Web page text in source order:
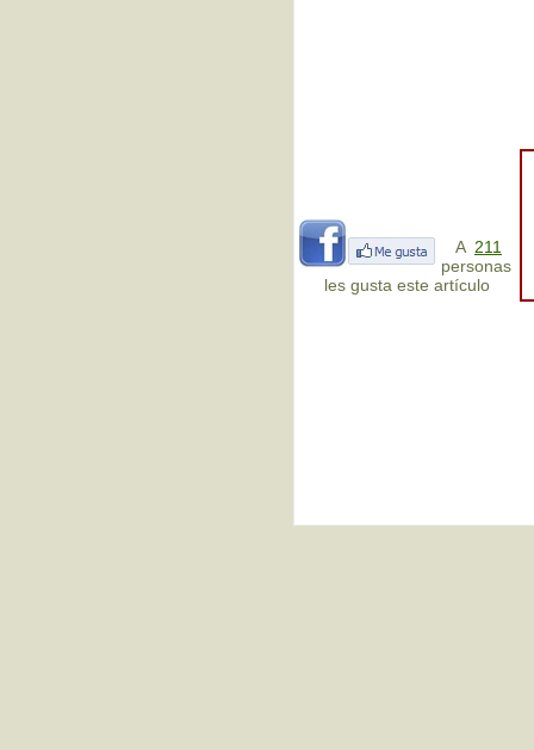
A 211
personas
les gusta este artículo